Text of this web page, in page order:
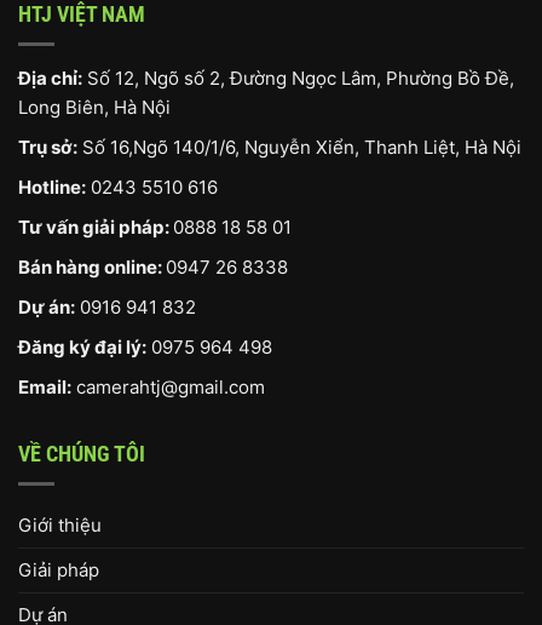
HTJ VIỆT NAM
Địa chỉ: Số 12, Ngõ số 2, Đường Ngọc Lâm, Phường Bồ Đề,
Long Biên, Hà Nội
Trụ sở: Số 16,Ngõ 140/1/6, Nguyễn Xiển, Thanh Liệt, Hà Nội
Hotline: 0243 5510 616
Tư vấn giải pháp: 0888 18 58 01
Bán hàng online: 0947 26 8338
Dự án: 0916 941 832
Đăng ký đại lý: 0975 964 498
Email: camerahtj@gmail.com
VỀ CHÚNG TÔI
Giới thiệu
Giải pháp
Dự án